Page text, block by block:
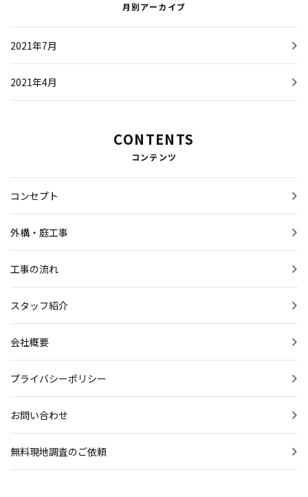
月別アーカイブ
2021年7月
2021年4月
CONTENTS
コンテンツ
コンセプト
外構・庭工事
工事の流れ
スタッフ紹介
会社概要
プライバシーポリシー
お問い合わせ
無料現地調査のご依頼